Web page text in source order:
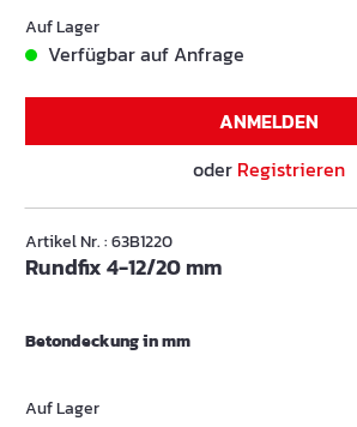
Auf Lager
Verfügbar auf Anfrage
ANMELDEN
oder Registrieren
Artikel Nr. : 63B1220
Rundfix 4-12/20 mm
Betondeckung in mm
Auf Lager